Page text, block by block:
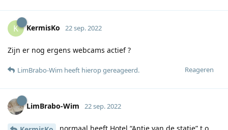
K KermisKo 22 sep. 2022
Zijn er nog ergens webcams actief ?
Reageren
LimBrabo-Wim heeft hierop gereageerd.
LimBrabo-Wim 22 sep. 2022